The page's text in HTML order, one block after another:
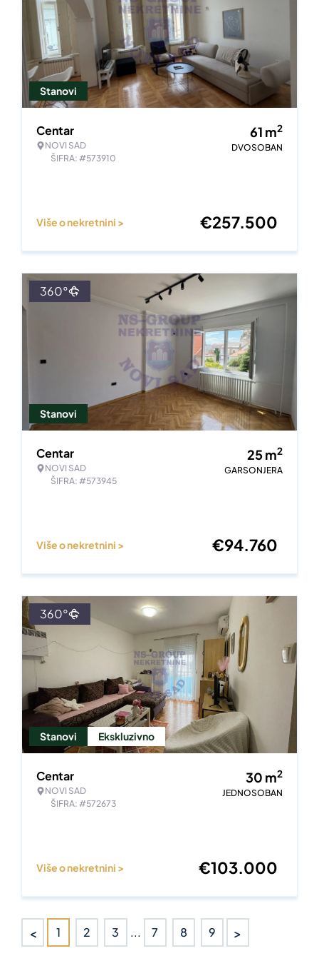
Stanovi
Centar
NOVI SAD
ŠIFRA: #573910
61 m2
DVOSOBAN
Više o nekretnini > €257.500
Stanovi
360°
Centar
NOVI SAD
ŠIFRA: #573945
25m2
GARSONJERA
Više o nekretnini > €94.760
Stanovi Ekskluzivno
360°
Centar
NOVI SAD
ŠIFRA: #572673
30 m2
JEDNOSOBAN
Više o nekretnini > €103.000
< 1 2 3 ... 7 8 9 >